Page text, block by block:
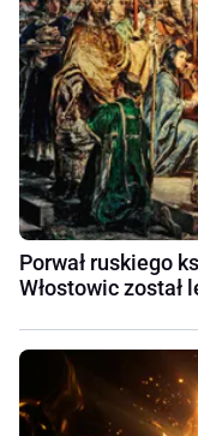
Porwał ruskiego
Włostowic został